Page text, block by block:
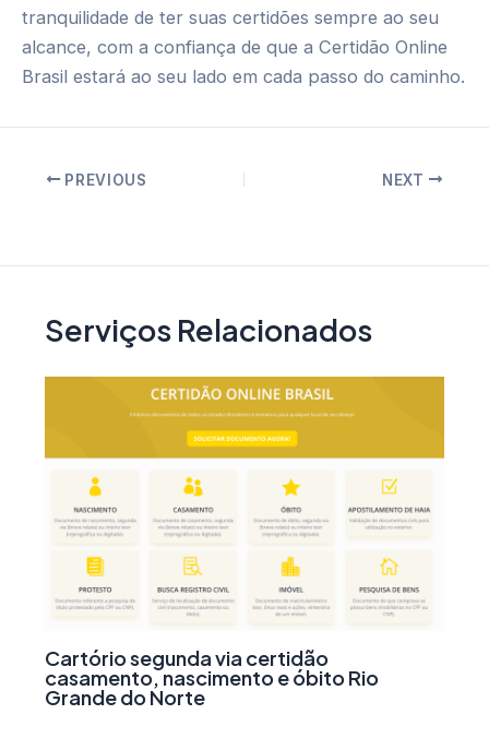
tranquilidade de ter suas certidões sempre ao seu
alcance, com a confiança de que a Certidão Online
Brasil estará ao seu lado em cada passo do caminho.
PostPREVIOUS NEXT
Serviços Relacionados
Cartório segunda via certidão
casamento, nascimento e óbito Rio
Grande do Norte